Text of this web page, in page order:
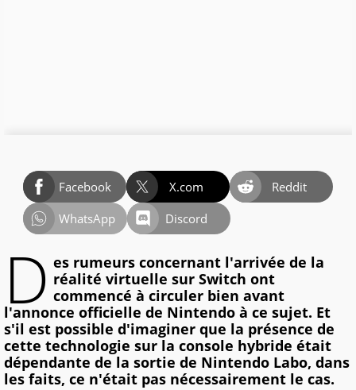
Facebook X.com
Reddit
WhatsApp
Discord
D es rumeurs concernant l'arrivée de la
réalité virtuelle sur Switch ont
commencé à circuler bien avant
l'annonce officielle de Nintendo à ce sujet. Et
s'il est possible d'imaginer que la présence de
cette technologie sur la console hybride était
dépendante de la sortie de Nintendo Labo, dans
les faits, ce n'était pas nécessairement le cas.